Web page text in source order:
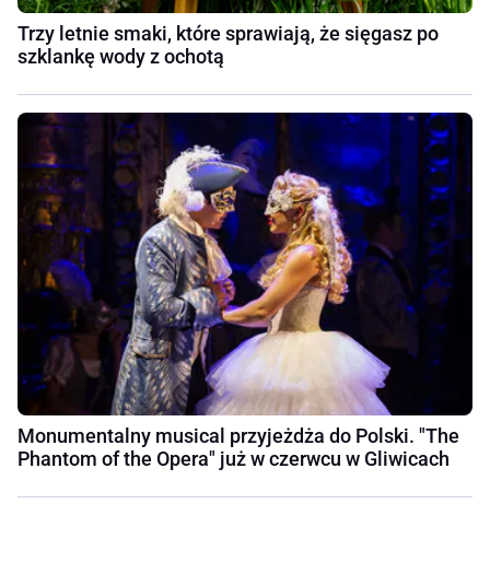
Trzy letnie smaki, które sprawiają, że sięgasz po
szklankę wody z ochotą
Monumentalny musical przyjeżdża do Polski. "The
Phantom of the Opera" już w czerwcu w Gliwicach